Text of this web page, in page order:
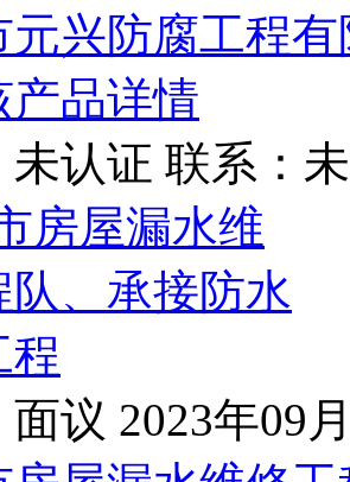
元兴防腐工程
产品详情
未认证 联系：
面议 2023年09